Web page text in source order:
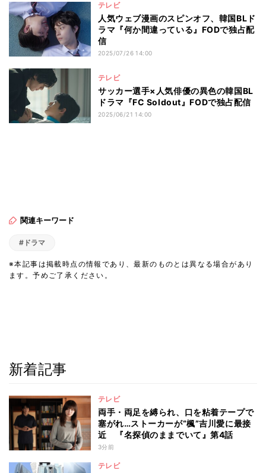
テレビ
人気ウェブ漫画のスピンオフ、韓国BLド
ラマ『何か間違っている』FODで独占配
信
2025/07/26 14:00
テレビ
サッカー選手×人気俳優の異色の韓国BL
ドラマ『FC Soldout』FODで独占配信
2025/06/21 14:00
関連キーワード
#ドラマ
※本記事は掲載時点の情報であり、最新のものとは異なる場合があり
ます。予めご了承ください。
新着記事
テレビ
両手・両足を縛られ、口を粘着テープで
塞がれ…ストーカーが“楓”吉川愛に最接
近 『名探偵のままでいて』第4話
3分前
テレビ